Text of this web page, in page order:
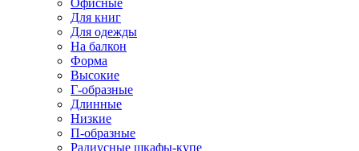
Офисные
Для книг
Для одежды
На балкон
Форма
Высокие
Г-образные
Длинные
Низкие
П-образные
Радиусные шкафы-купе